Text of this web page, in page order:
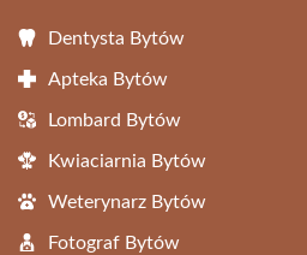
Dentysta Bytów
Apteka Bytów
Lombard Bytów
Kwiaciarnia Bytów
Weterynarz Bytów
Fotograf Bytów